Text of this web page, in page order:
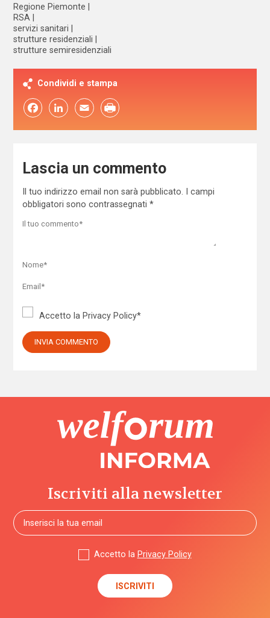
Regione Piemonte
RSA
servizi sanitari
strutture residenziali
strutture semiresidenziali
Condividi e stampa
FacebookLinkedIn Email
Lascia un commento
Il tuo indirizzo email non sarà pubblicato.
I campi
obbligatori sono contrassegnati *
Accetto la Privacy Policy*
Iscriviti alla newsletter
Accetto la Privacy Policy